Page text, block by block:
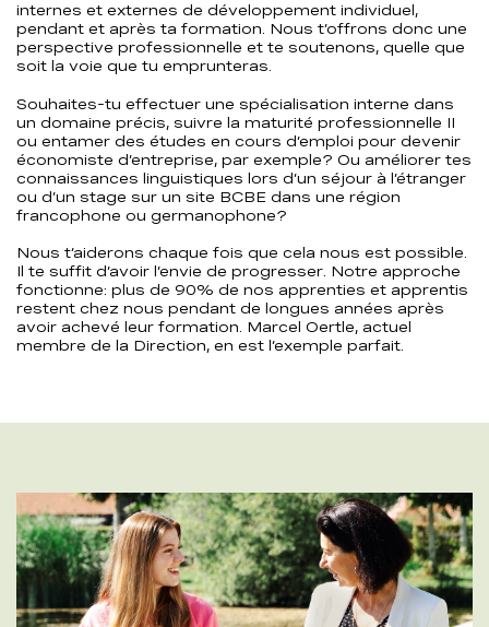
internes et externes de développement individuel,
pendant et après ta formation. Nous t’offrons donc une
perspective professionnelle et te soutenons, quelle que
soit la voie que tu emprunteras.
Souhaites-tu effectuer une spécialisation interne dans
un domaine précis, suivre la maturité professionnelle II
ou entamer des études en cours d’emploi pour devenir
économiste d’entreprise, par exemple? Ou améliorer tes
connaissances linguistiques lors d’un séjour à l’étranger
ou d’un stage sur un site BCBE dans une région
francophone ou germanophone?
Nous t’aiderons chaque fois que cela nous est possible.
Il te suffit d’avoir l’envie de progresser. Notre approche
fonctionne: plus de 90% de nos apprenties et apprentis
restent chez nous pendant de longues années après
avoir achevé leur formation. Marcel Oertle, actuel
membre de la Direction, en est l’exemple parfait.